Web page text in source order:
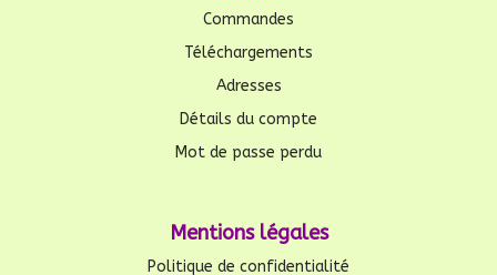
Commandes
Téléchargements
Adresses
Détails du compte
Mot de passe perdu
Mentions légales
Politique de confidentialité